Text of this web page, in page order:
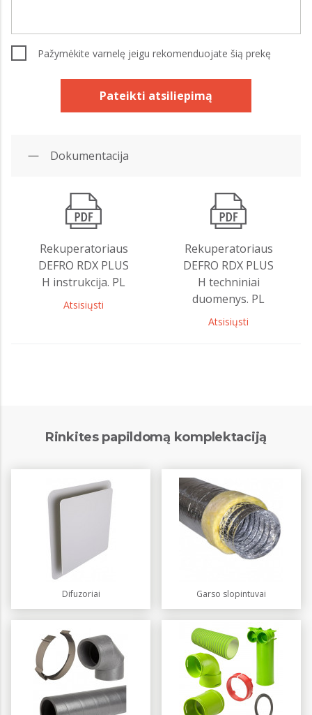
Pažymėkite varnelę jeigu rekomenduojate šią prekę
Pateikti atsiliepimą
Dokumentacija
Rekuperatoriaus
DEFRO RDX PLUS
H instrukcija. PL
Atsisiųsti
Rekuperatoriaus
DEFRO RDX PLUS
H techniniai
duomenys. PL
Atsisiųsti
Rinkites papildomą komplektaciją
Difuzoriai Garso slopintuvai